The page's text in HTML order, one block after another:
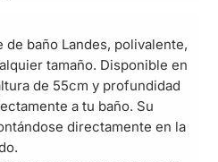
baño Landes, polivalente,
tamaño. Disponible en
de 55cm y profundidad
a tu baño. Su
directamente en la